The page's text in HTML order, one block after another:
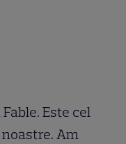
Este cel
Am